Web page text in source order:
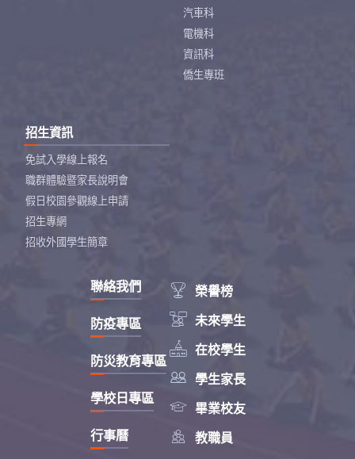
汽車科
電機科
資訊科
僑生專班
招生資訊
免試入學線上報名
職群體驗暨家長說明會
假日校園參觀線上申請
招生專網
招收外國學生簡章
 榮譽榜
 未來學生
 在校學生
 學生家長
 畢業校友
 教職員
聯絡我們
防疫專區
防災教育專區
學校日專區
行事曆